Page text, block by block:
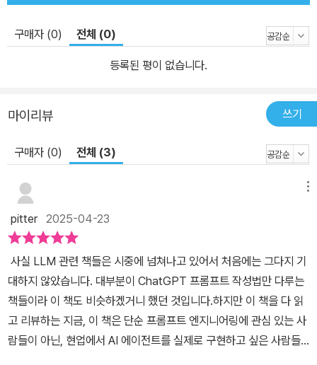
구매자 (0) 전체 (0)
등록된 평이 없습니다.
마이리뷰 쓰기
구매자 (0) 전체 (3)
pitter2025-04-23
사실 LLM 관련 책들은 시중에 넘쳐나고 있어서 처음에는 그다지 기
대하지 않았습니다. 대부분이 ChatGPT 프롬프트 작성법만 다루는
책들이라 이 책도 비슷하겠거니 했던 것입니다.하지만 이 책을 다 읽
고 리뷰하는 지금, 이 책은 단순 프롬프트 엔지니어링에 관심 있는 사
람들이 아닌, 현업에서 AI 에이전트를 실제로 구현하고 싶은 사람들